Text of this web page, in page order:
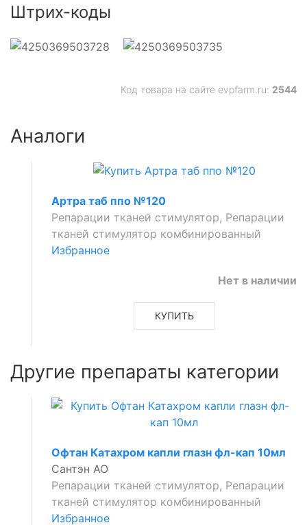
Штрих-коды
Код товара на сайте evpfarm.ru: 2544
Аналоги
Артра таб ппо №120
Репарации тканей стимулятор, Репарации
тканей стимулятор комбинированный
Избранное
Нет в наличии
КУПИТЬ
Другие препараты категории
Офтан Катахром капли глазн фл-кап 10мл
Сантэн АО
Репарации тканей стимулятор, Репарации
тканей стимулятор комбинированный
Избранное